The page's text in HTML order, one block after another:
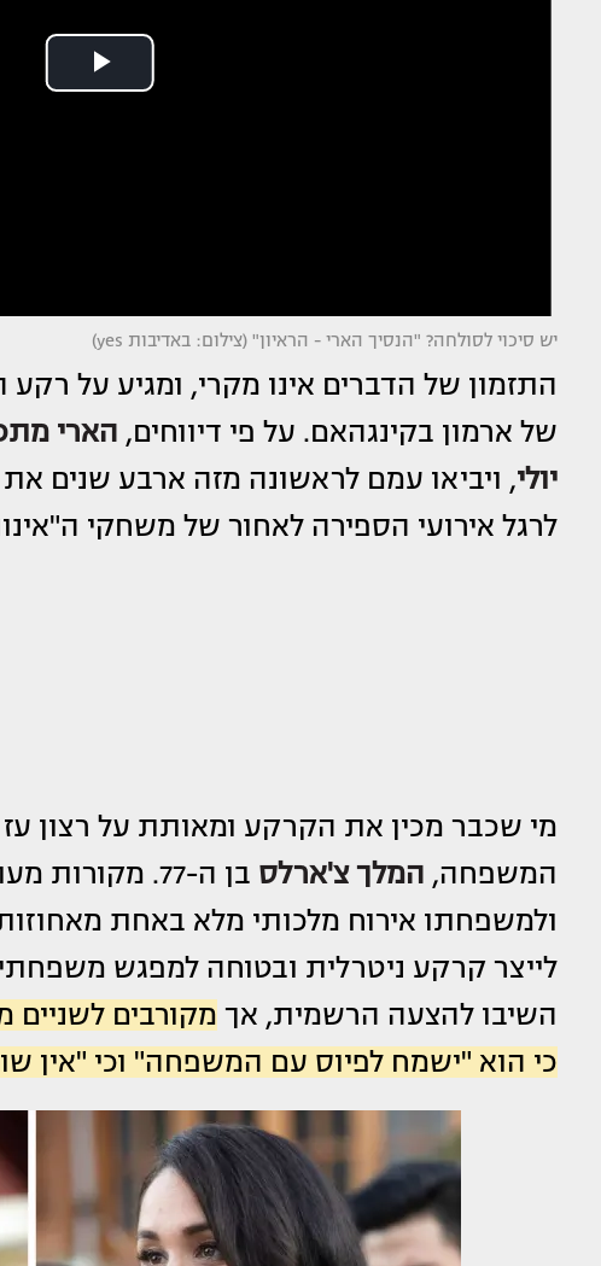
יש סיכוי לסולחה? "הנסיך הארי - הראיון" (צילום: באדיבות yes)
התזמון של הדברים אינו מקרי, ומגיע על
של ארמון בקינגהאם. על פי דיווחים, הארי
יולי, ויביאו עמם לראשונה מזה ארבע שנים
לרגל אירועי הספירה לאחור של משחקי
מי שכבר מכין את הקרקע ומאותת על רצון
המשפחה, המלך צ'ארלס
בן ה-77.
ולמשפחתו אירוח מלכותי מלא באחת
לייצר קרקע ניטרלית ובטוחה למפגש
השיבו להצעה הרשמית, אך מקורבים לשניים
כי הוא "ישמח לפיוס עם המשפחה" וכי "אין